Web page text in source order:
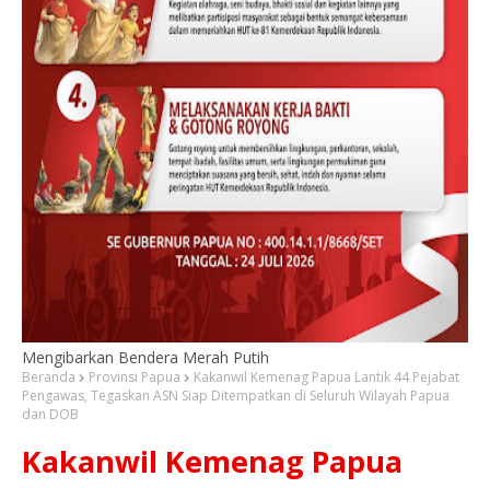
Mengibarkan Bendera Merah Putih
Beranda Provinsi Papua
Kakanwil Kemenag Papua Lantik 44 Pejabat
Pengawas, Tegaskan ASN Siap Ditempatkan di Seluruh Wilayah Papua
dan DOB
Kakanwil Kemenag Papua